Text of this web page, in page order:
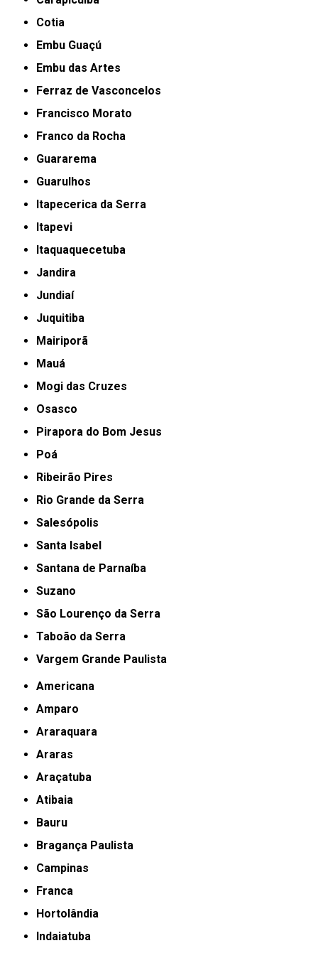
Cotia
Embu Guaçú
Embu das Artes
Ferraz de Vasconcelos
Francisco Morato
Franco da Rocha
Guararema
Guarulhos
Itapecerica da Serra
Itapevi
Itaquaquecetuba
Jandira
Jundiaí
Juquitiba
Mairiporã
Mauá
Mogi das Cruzes
Osasco
Pirapora do Bom Jesus
Poá
Ribeirão Pires
Rio Grande da Serra
Salesópolis
Santa Isabel
Santana de Parnaíba
Suzano
São Lourenço da Serra
Taboão da Serra
Vargem Grande Paulista
Americana
Amparo
Araraquara
Araras
Araçatuba
Atibaia
Bauru
Bragança Paulista
Campinas
Franca
Hortolândia
Indaiatuba